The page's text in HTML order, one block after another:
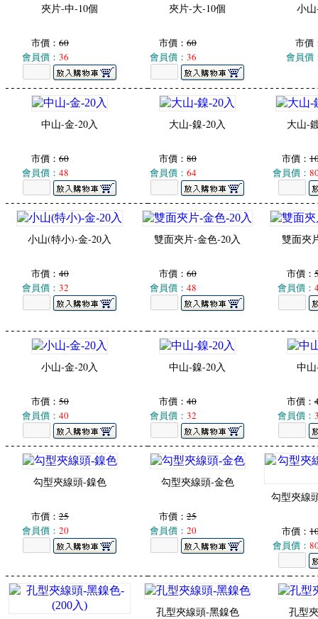
夾片-中-10個
市價： 60
會員價： 36
夾片-大-10個
市價： 60
會員價： 36
小
市價
會員價
中山-金-20入
市價： 60
會員價： 48
大山-鎳-20入
市價： 80
會員價： 64
大山-
市價：
會員價：
小山(特小)-金-20入
市價： 40
會員價： 32
雙面夾片-金色-20入
市價： 60
會員價： 48
雙面夾
市價：
會員價：
小山-金-20入
市價： 50
會員價： 40
中山-鎳-20入
市價： 40
會員價： 32
中
市價：
會員價：
勾型夾線頭-鎳色
市價： 25
會員價： 20
勾型夾線頭-金色
市價： 25
會員價： 20
勾型夾線
市價：
會員價：
孔型夾線頭-黑鎳色 孔型